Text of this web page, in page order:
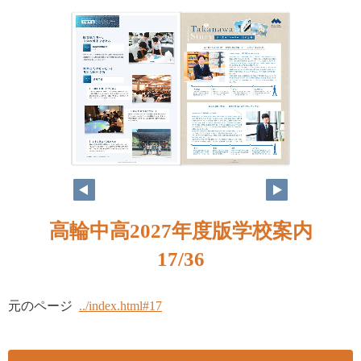
高輪中高2027年度版学校案内
17/36
元のページ ../index.html#17